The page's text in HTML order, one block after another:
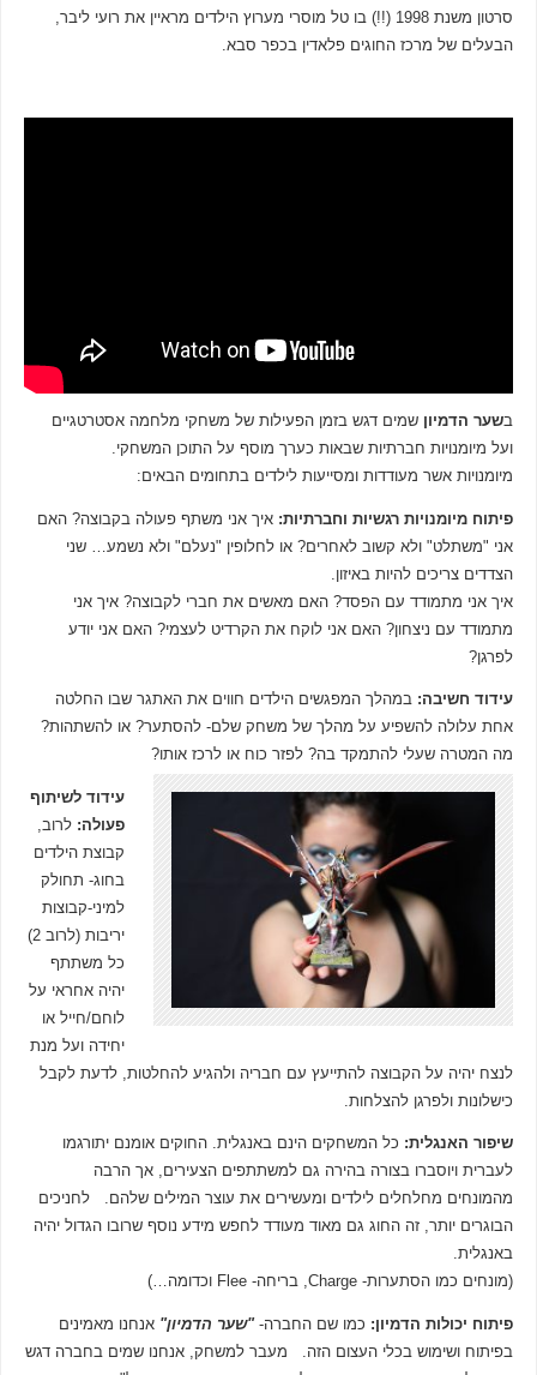
סרטון משנת 1998 (!!) בו טל מוסרי מערוץ הילדים מראיין את רועי ליבר,
הבעלים של מרכז החוגים פלאדין בכפר סבא.
בשער הדמיון שמים דגש בזמן הפעילות של משחקי מלחמה אסטרטגיים
ועל מיומנויות חברתיות שבאות כערך מוסף על התוכן המשחקי.
מיומנויות אשר מעודדות ומסייעות לילדים בתחומים הבאים:
פיתוח מיומנויות רגשיות וחברתיות: איך אני משתף פעולה בקבוצה? האם
אני "משתלט" ולא קשוב לאחרים? או לחלופין "נעלם" ולא נשמע… שני
הצדדים צריכים להיות באיזון.
איך אני מתמודד עם הפסד? האם מאשים את חברי לקבוצה? איך אני
מתמודד עם ניצחון? האם אני לוקח את הקרדיט לעצמי? האם אני יודע
לפרגן?
עידוד חשיבה: במהלך המפגשים הילדים חווים את האתגר שבו החלטה
אחת עלולה להשפיע על מהלך של משחק שלם- להסתער? או להשתהות?
מה המטרה שעלי להתמקד בה? לפזר כוח או לרכז אותו?
עידוד לשיתוף
פעולה: לרוב,
קבוצת הילדים
בחוג- תחולק
למיני-קבוצות
יריבות (לרוב 2)
כל משתתף
יהיה אחראי על
לוחם/חייל או
יחידה ועל מנת
לנצח יהיה על הקבוצה להתייעץ עם חבריה ולהגיע להחלטות, לדעת לקבל
כישלונות ולפרגן להצלחות.
שיפור האנגלית: כל המשחקים הינם באנגלית. החוקים אומנם יתורגמו
לעברית ויוסברו בצורה בהירה גם למשתתפים הצעירים, אך הרבה
מהמונחים מחלחלים לילדים ומעשירים את עוצר המילים שלהם. לחניכים
הבוגרים יותר, זה החוג גם מאוד מעודד לחפש מידע נוסף שרובו הגדול יהיה
באנגלית.
(מונחים כמו הסתערות- Charge, בריחה- Flee וכדומה…)
פיתוח יכולות הדמיון: כמו שם החברה- "שער הדמיון" אנחנו מאמינים
בפיתוח ושימוש בכלי העצום הזה. מעבר למשחק, אנחנו שמים בחברה דגש